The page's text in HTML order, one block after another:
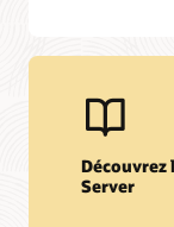
Découvrez
Server